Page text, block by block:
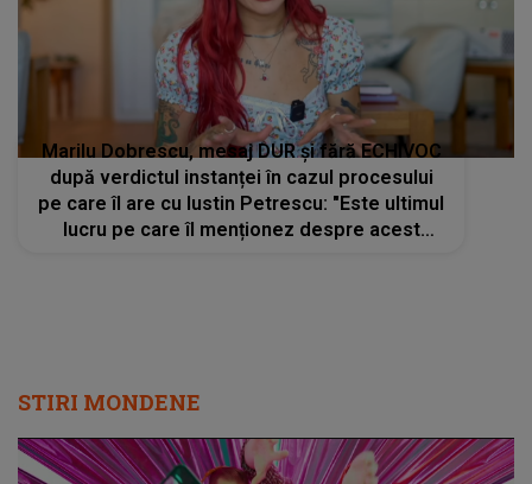
lucru pe care îl menționez despre acest
subiect". CE A VRUT să evidențieze: "Instanța
nu a dispus..."
STIRI MONDENE